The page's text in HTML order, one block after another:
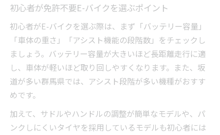
初心者が免許不要E-バイクを選ぶポイント
初心者がE-バイクを選ぶ際は、まず「バッテリー容量」
「車体の重さ」「アシスト機能の段階数」をチェックし
ましょう。バッテリー容量が大きいほど長距離走行に適
し、車体が軽いほど取り回しやすくなります。また、坂
道が多い群馬県では、アシスト段階が多い機種がおすす
めです。
加えて、サドルやハンドルの調整が簡単なモデルや、パ
ンクしにくいタイヤを採用しているモデルも初心者には